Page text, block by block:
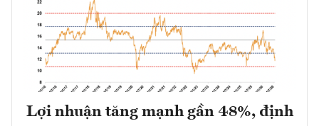
Lợi nhuận tăng mạnh gần 48%, định